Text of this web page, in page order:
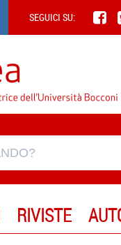
SEGUICI SU:
RIVISTE